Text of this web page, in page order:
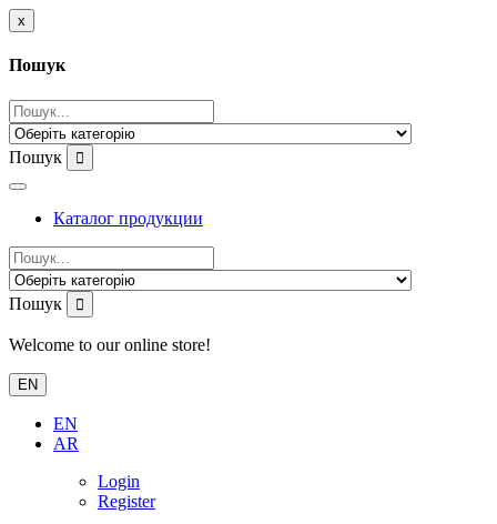
x
Пошук
Пошук
Каталог продукции
Пошук
Welcome to our online store!
EN
EN
AR
Login
Register